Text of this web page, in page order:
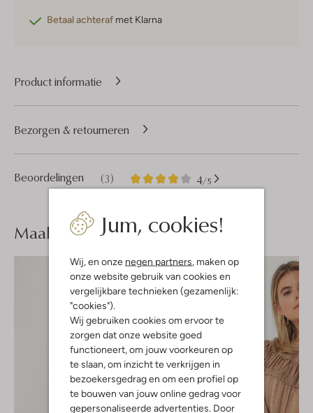
Jum, cookies!
Wij, en onze negen partners , maken op
onze website gebruik van cookies en
vergelijkbare technieken (gezamenlijk:
"cookies").
Wij gebruiken cookies om ervoor te
zorgen dat onze website goed
functioneert, om jouw voorkeuren op
te slaan, om inzicht te verkrijgen in
bezoekersgedrag en om een profiel op
te bouwen van jouw online gedrag voor
gepersonaliseerde advertenties. Door
Betaal achteraf met Klarna
Product informatie
Beoordelingen (3) 4/5
3
4
Sterren
Bezorgen & retourneren
Maak jelook compleet